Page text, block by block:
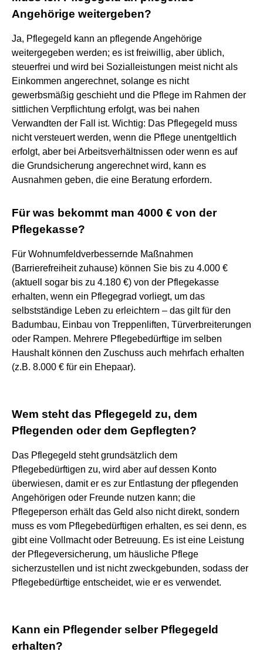
Angehörige weitergeben?
Ja, Pflegegeld kann an pflegende Angehörige
weitergegeben werden; es ist freiwillig, aber üblich,
steuerfrei und wird bei Sozialleistungen meist nicht als
Einkommen angerechnet, solange es nicht
gewerbsmäßig geschieht und die Pflege im Rahmen der
sittlichen Verpflichtung erfolgt, was bei nahen
Verwandten der Fall ist. Wichtig: Das Pflegegeld muss
nicht versteuert werden, wenn die Pflege unentgeltlich
erfolgt, aber bei Arbeitsverhältnissen oder wenn es auf
die Grundsicherung angerechnet wird, kann es
Ausnahmen geben, die eine Beratung erfordern.
Für was bekommt man 4000 € von der
Pflegekasse?
Für Wohnumfeldverbessernde Maßnahmen
(Barrierefreiheit zuhause) können Sie bis zu 4.000 €
(aktuell sogar bis zu 4.180 €) von der Pflegekasse
erhalten, wenn ein Pflegegrad vorliegt, um das
selbstständige Leben zu erleichtern – das gilt für den
Badumbau, Einbau von Treppenliften, Türverbreiterungen
oder Rampen. Mehrere Pflegebedürftige im selben
Haushalt können den Zuschuss auch mehrfach erhalten
(z.B. 8.000 € für ein Ehepaar).
Wem steht das Pflegegeld zu, dem
Pflegenden oder dem Gepflegten?
Das Pflegegeld steht grundsätzlich dem
Pflegebedürftigen zu, wird aber auf dessen Konto
überwiesen, damit er es zur Entlastung der pflegenden
Angehörigen oder Freunde nutzen kann; die
Pflegeperson erhält das Geld also nicht direkt, sondern
muss es vom Pflegebedürftigen erhalten, es sei denn, es
gibt eine Vollmacht oder Betreuung. Es ist eine Leistung
der Pflegeversicherung, um häusliche Pflege
sicherzustellen und ist nicht zweckgebunden, sodass der
Pflegebedürftige entscheidet, wie er es verwendet.
Kann ein Pflegender selber Pflegegeld
erhalten?